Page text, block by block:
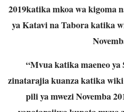
2019katika mkoa wa kigoma
ya Katavi na Tabora katika
“Mvua katika maeneo ya
zinatarajia kuanza katika
pili ya mwezi Novemba